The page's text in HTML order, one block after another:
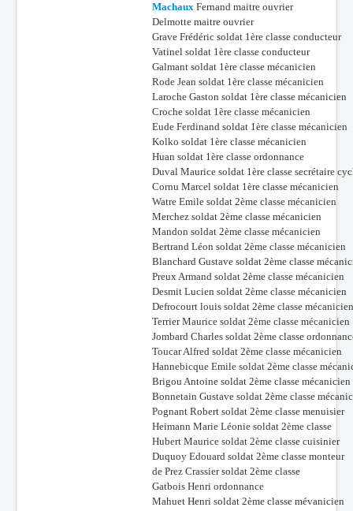
Machaux Fernand maitre ouvrier
Delmotte maitre ouvrier
Grave Frédéric soldat 1ère classe conducteur
Vatinel soldat 1ère classe conducteur
Galmant soldat 1ère classe mécanicien
Rode Jean soldat 1ère classe mécanicien
Laroche Gaston soldat 1ère classe mécanicien
Croche soldat 1ère classe mécanicien
Eude Ferdinand soldat 1ère classe mécanicien
Kolko soldat 1ère classe mécanicien
Huan soldat 1ère classe ordonnance
Duval Maurice soldat 1ère classe secrétaire
Cornu Marcel soldat 1ère classe mécanicien
Watre Emile soldat 2ème classe mécanicien
Merchez soldat 2ème classe mécanicien
Mandon soldat 2ème classe mécanicien
Bertrand Léon soldat 2ème classe mécanicien
Blanchard Gustave soldat 2ème classe
Preux Armand soldat 2ème classe mécanicien
Desmit Lucien soldat 2ème classe mécanicien
Defrocourt louis soldat 2ème classe mécanicien
Terrier Maurice soldat 2ème classe mécanicien
Jombard Charles soldat 2ème classe
Toucar Alfred soldat 2ème classe mécanicien
Hannebicque Emile soldat 2ème classe
Brigou Antoine soldat 2ème classe mécanicien
Bonnetain Gustave soldat 2ème classe
Pognant Robert soldat 2ème classe menuisier
Heimann Marie Léonie soldat 2ème classe
Hubert Maurice soldat 2ème classe cuisinier
Duquoy Edouard soldat 2ème classe monteur
de Prez Crassier soldat 2ème classe
Gatbois Henri ordonnance
Mahuet Henri soldat 2ème classe mévanicien